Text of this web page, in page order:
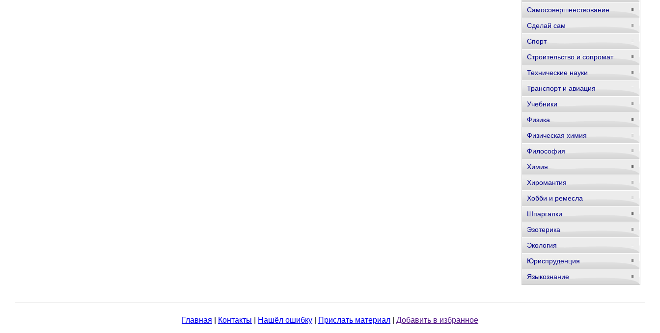
Самосовершенствование
Сделай сам
Спорт
Строительство и сопромат
Технические науки
Транспорт и авиация
Учебники
Физика
Физическая химия
Философия
Химия
Хиромантия
Хобби и ремесла
Шпаргалки
Эзотерика
Экология
Юриспруденция
Языкознание
Главная Контакты Нашёл ошибку Прислать материал Добавить в избранное